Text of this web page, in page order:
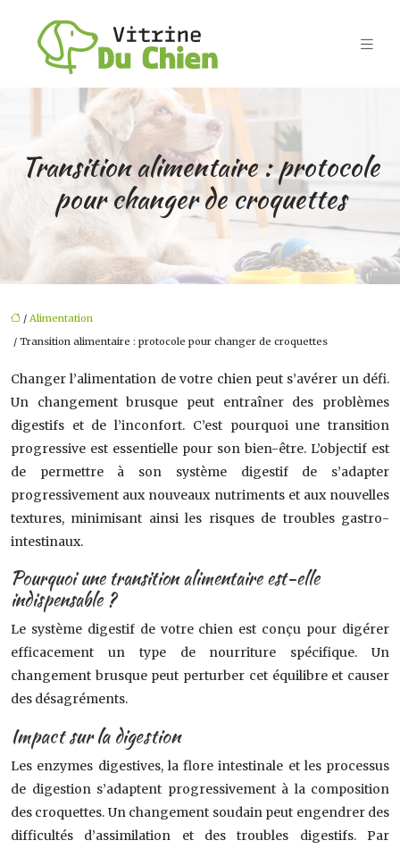
Transition alimentaire : protocole
pour changer de croquettes
/ Alimentation
/ Transition alimentaire : protocole pour changer de croquettes
Changer l’alimentation de votre chien peut s’avérer un défi.
Un changement brusque peut entraîner des problèmes
digestifs et de l’inconfort. C’est pourquoi une transition
progressive est essentielle pour son bien-être. L’objectif est
de permettre à son système digestif de s’adapter
progressivement aux nouveaux nutriments et aux nouvelles
textures, minimisant ainsi les risques de troubles gastro-
intestinaux.
Pourquoi une transition alimentaire est-elle
indispensable ?
Le système digestif de votre chien est conçu pour digérer
efficacement un type de nourriture spécifique. Un
changement brusque peut perturber cet équilibre et causer
des désagréments.
Impact sur la digestion
Les enzymes digestives, la flore intestinale et les processus
de digestion s’adaptent progressivement à la composition
des croquettes. Un changement soudain peut engendrer des
difficultés d’assimilation et des troubles digestifs. Par